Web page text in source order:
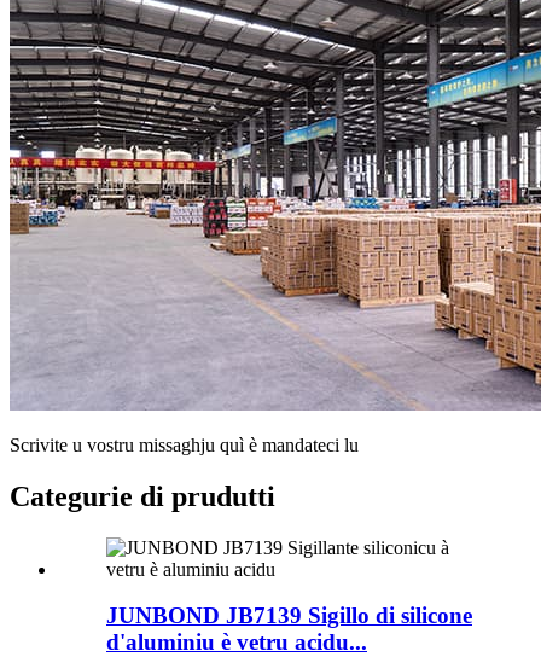
Scrivite u vostru missaghju quì è mandateci lu
Categurie di prudutti
JUNBOND JB7139 Sigillo di silicone
d'aluminiu è vetru acidu...